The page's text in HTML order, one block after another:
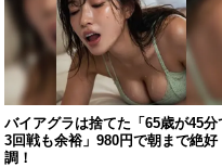
バイアグラは捨てた「65歳が45分
3回戦も余裕」980円で朝まで絶好
調！